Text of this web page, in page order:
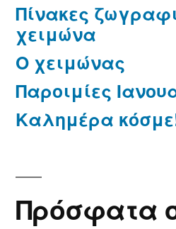
Πίνακες
χειμώνα
Ο χειμώνας
Παροιμίες
Καλημέρα
Πρόσφατα